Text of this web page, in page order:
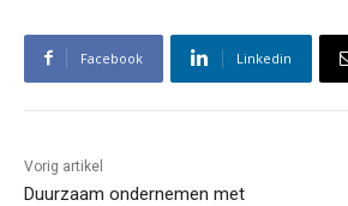
Facebook Linkedin
Vorig artikel
Duurzaam ondernemen met